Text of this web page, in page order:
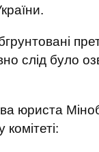
слід було
юриста